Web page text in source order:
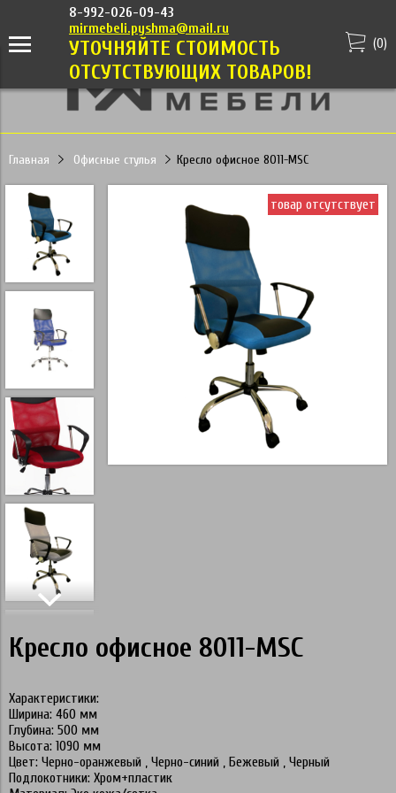
8-992-026-09-43
mirmebeli.pyshma@mail.ru
УТОЧНЯЙТЕ СТОИМОСТЬ
ОТСУТСТВУЮЩИХ ТОВАРОВ!
(0)
Главная Офисные стулья Кресло офисное 8011-MSC
товар отсутствует
Кресло офисное 8011-MSC
Характеристики:
Ширина: 460 мм
Глубина: 500 мм
Высота: 1090 мм
Цвет: Черно-оранжевый , Черно-синий , Бежевый , Черный
Подлокотники: Хром+пластик